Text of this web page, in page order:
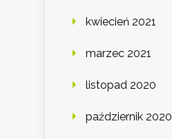
kwiecień 2021
marzec 2021
listopad 2020
październik 2020